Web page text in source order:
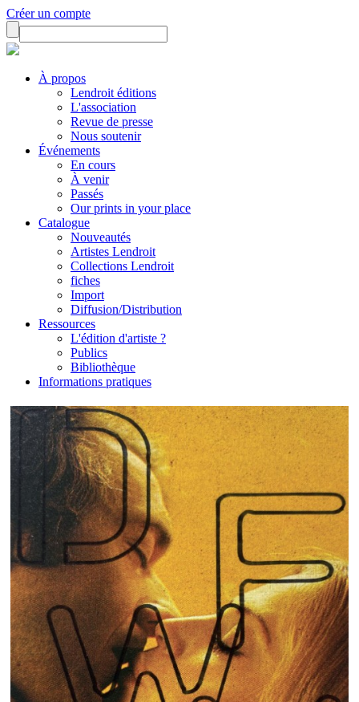
Créer un compte
À propos
Lendroit éditions
L'association
Revue de presse
Nous soutenir
Événements
En cours
À venir
Passés
Our prints in your place
Catalogue
Nouveautés
Artistes Lendroit
Collections Lendroit
fiches
Import
Diffusion/Distribution
Ressources
L'édition d'artiste ?
Publics
Bibliothèque
Informations pratiques